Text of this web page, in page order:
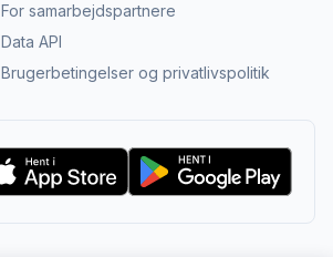
For samarbejdspartnere
Data API
Brugerbetingelser og privatlivspolitik